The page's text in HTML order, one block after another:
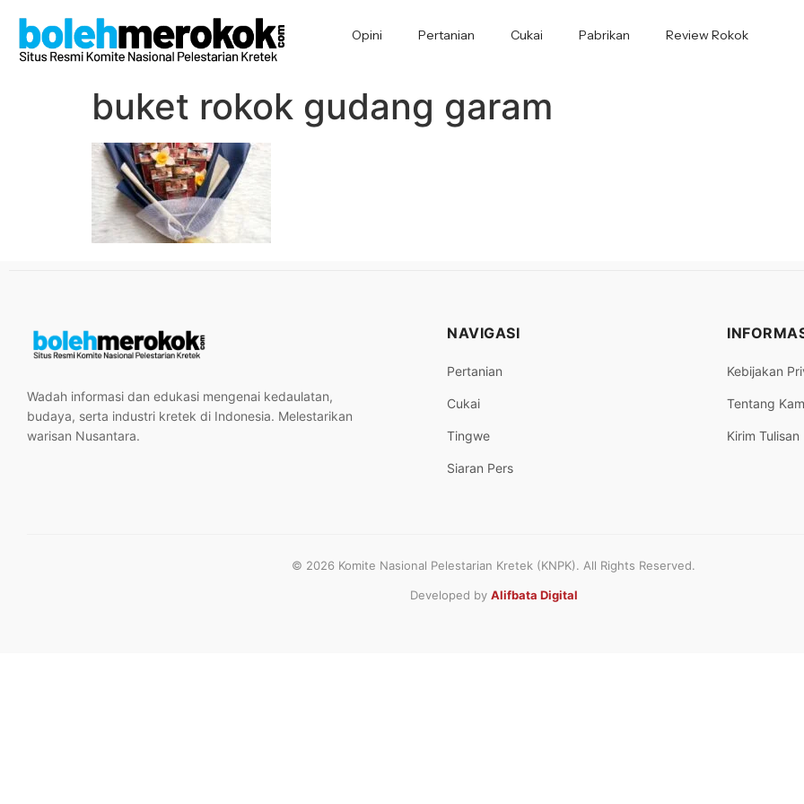
Opini Pertanian Cukai Pabrikan Review Rokok
buket rokok gudang garam
Wadah informasi dan edukasi mengenai kedaulatan,
budaya, serta industri kretek di Indonesia. Melestarikan
warisan Nusantara.
NAVIGASI
Pertanian
Cukai
Tingwe
Siaran Pers
Kebijakan
Tentang
Kirim Tulisan
© 2026 Komite Nasional Pelestarian Kretek (KNPK). All Rights Reserved.
Developed by Alifbata Digital